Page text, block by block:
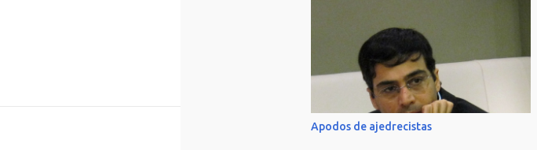
en muchos casos destruidos por las llamas
del fuego como sucedió con los generales y
poetas japoneses Masaharu Homma y
Hideky Tojo. Mejor suerte no corrieron los
poetas alemanes, italianos o los franceses
que acariciaron la causa nacional socialista,
sus nombres con sus escritos de...
Apodos de ajedrecistas